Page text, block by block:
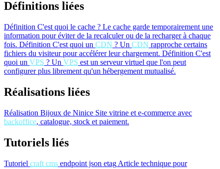
Définitions liées
Définition C'est quoi le cache ? Le cache garde temporairement une
information pour éviter de la recalculer ou de la recharger à chaque
fois. Définition C'est quoi un CDN ? Un CDN rapproche certains
fichiers du visiteur pour accélérer leur chargement. Définition C'est
quoi un VPS ? Un VPS est un serveur virtuel que l'on peut
configurer plus librement qu'un hébergement mutualisé.
Réalisations liées
Réalisation Bijoux de Ninice Site vitrine et e-commerce avec
backoffice, catalogue, stock et paiement.
Tutoriels liés
Tutoriel craft cms endpoint json etag Article technique pour